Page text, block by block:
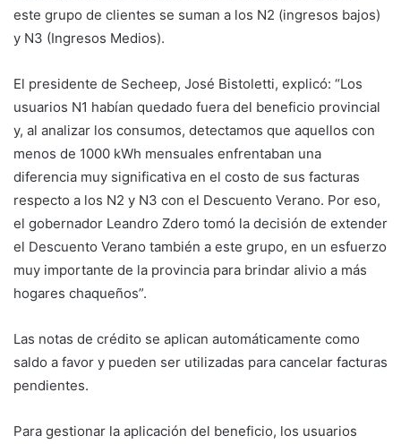
este grupo de clientes se suman a los N2 (ingresos bajos)
y N3 (Ingresos Medios).
El presidente de Secheep, José Bistoletti, explicó: “Los
usuarios N1 habían quedado fuera del beneficio provincial
y, al analizar los consumos, detectamos que aquellos con
menos de 1000 kWh mensuales enfrentaban una
diferencia muy significativa en el costo de sus facturas
respecto a los N2 y N3 con el Descuento Verano. Por eso,
el gobernador Leandro Zdero tomó la decisión de extender
el Descuento Verano también a este grupo, en un esfuerzo
muy importante de la provincia para brindar alivio a más
hogares chaqueños”.
Las notas de crédito se aplican automáticamente como
saldo a favor y pueden ser utilizadas para cancelar facturas
pendientes.
Para gestionar la aplicación del beneficio, los usuarios